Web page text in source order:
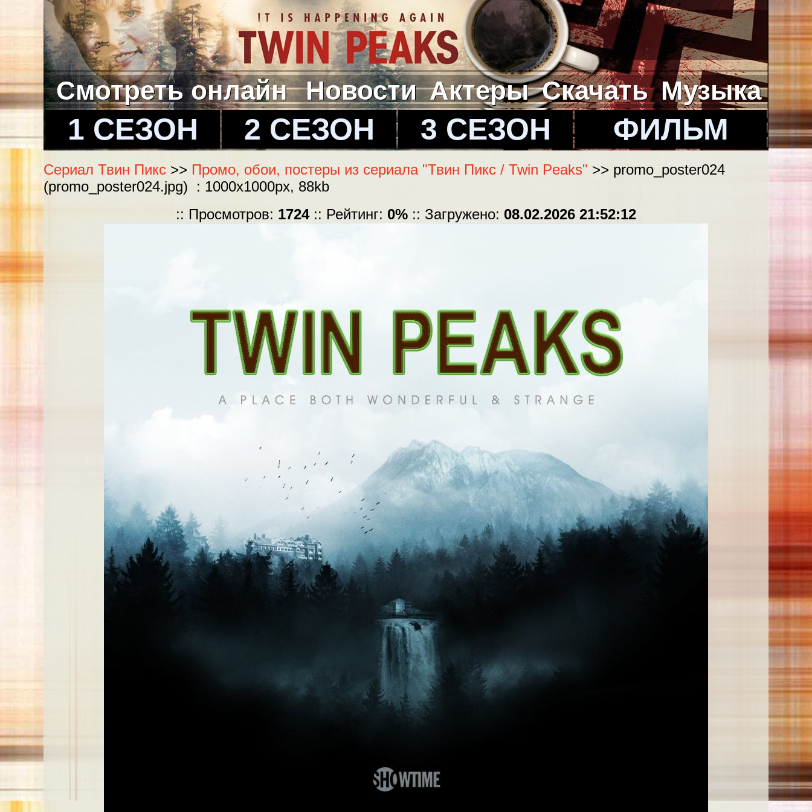
Смотреть онлайн Новости Актеры Скачать Музыка
1 СЕЗОН 2 СЕЗОН 3 СЕЗОН ФИЛЬМ
Сериал Твин Пикс >> Промо, обои, постеры из сериала "Твин Пикс / Twin Peaks" >> promo_poster024
(promo_poster024.jpg) : 1000x1000px, 88kb
:: Просмотров: 1724:: Рейтинг: 0% :: Загружено: 08.02.2026 21:52:12